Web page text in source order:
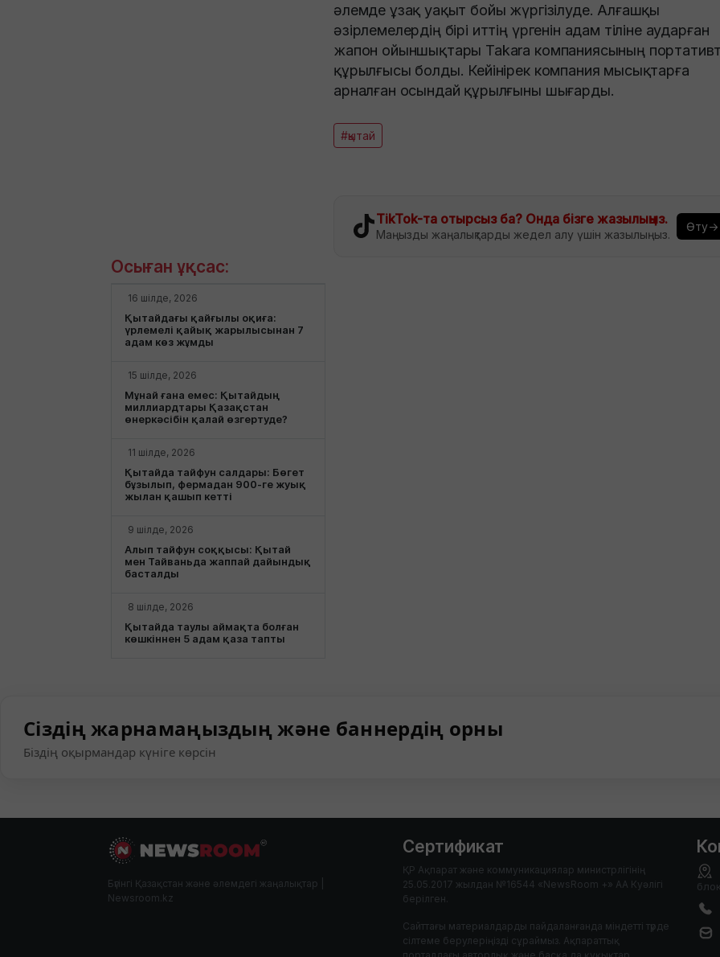
әлемде ұзақ уақыт бойы жүргізілуде. Алғашқы
әзірлемелердің бірі иттің үргенін адам тіліне аударған
жапон ойыншықтары Takara компаниясының
құрылғысы болды. Кейінірек компания мысықтарға
арналған осындай құрылғыны шығарды.
#қытай
TikTok-та отырсыз ба? Онда бізге жазылыңыз.
Маңызды жаңалықтарды жедел алу үшін жазылыңыз.
Өту→
Осыған ұқсас:
16 шілде, 2026
Қытайдағы қайғылы оқиға:
үрлемелі қайық жарылысынан 7
адам көз жұмды
15 шілде, 2026
Мұнай ғана емес: Қытайдың
миллиардтары Қазақстан
өнеркәсібін қалай өзгертуде?
11 шілде, 2026
Қытайда тайфун салдары: Бөгет
бұзылып, фермадан 900-ге жуық
жылан қашып кетті
9 шілде, 2026
Алып тайфун соққысы: Қытай
мен Тайваньда жаппай дайындық
басталды
8 шілде, 2026
Қытайда таулы аймақта болған
көшкіннен 5 адам қаза тапты
Сіздің жарнамаңыздың және баннердің орны
Біздің оқырмандар күніге көрсін
Бүгінгі Қазақстан және әлемдегі жаңалықтар |
Newsroom.kz
Сертификат
ҚР Ақпарат және коммуникациялар министрлігінің
25.05.2017 жылдан №16544 «NewsRoom +» АА Куәлігі
берілген.
Сайттағы материалдарды пайдаланғанда міндетті түрде
сілтеме берулеріңізді сұраймыз. Ақпараттық